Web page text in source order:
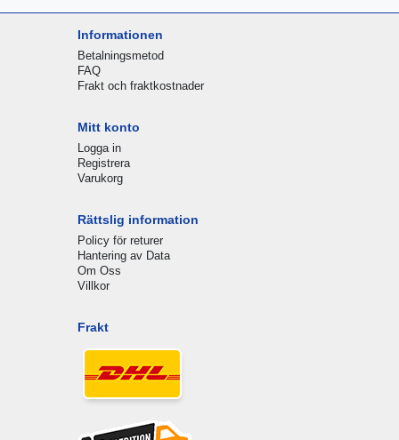
Informationen
Betalningsmetod
FAQ
Frakt och fraktkostnader
Mitt konto
Logga in
Registrera
Varukorg
Rättslig information
Policy för returer
Hantering av Data
Om Oss
Villkor
Frakt